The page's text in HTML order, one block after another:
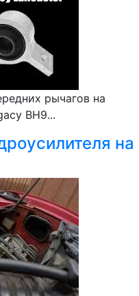
рычагов на
BH9...
на